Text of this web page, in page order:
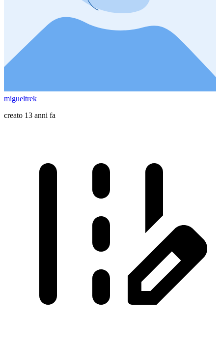
migueltrek
creato 13 anni fa